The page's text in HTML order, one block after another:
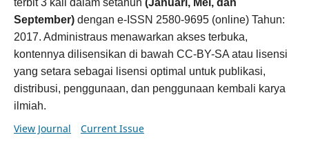
September)dengan e-ISSN 2580-9695 (online) Tahun:
2017. Administraus menawarkan akses terbuka,
kontennya dilisensikan di bawah CC-BY-SA atau lisensi
yang setara sebagai lisensi optimal untuk publikasi,
distribusi, penggunaan, dan penggunaan kembali karya
ilmiah.
View Journal Current Issue